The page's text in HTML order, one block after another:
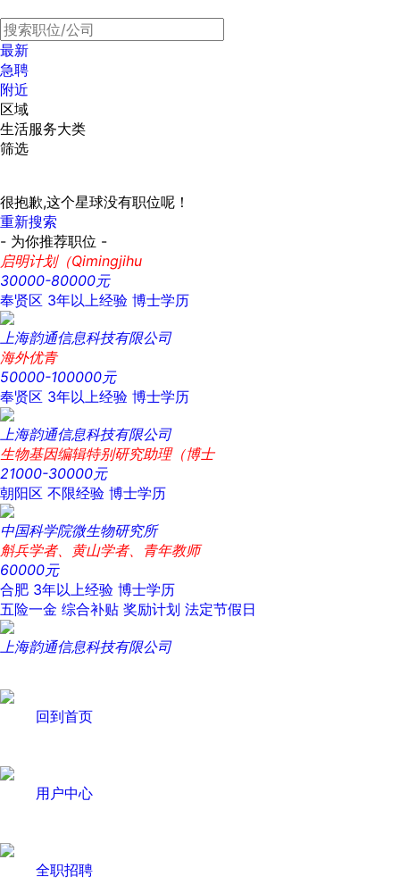
最新
急聘
附近
区域
生活服务大类
筛选
很抱歉,这个星球没有职位呢！
重新搜索
- 为你推荐职位 -
启明计划（Qimingjihu
30000-80000元
奉贤区 3年以上经验 博士学历
上海韵通信息科技有限公司
海外优青
50000-100000元
奉贤区 3年以上经验 博士学历
上海韵通信息科技有限公司
生物基因编辑特别研究助理（博士
21000-30000元
朝阳区 不限经验 博士学历
中国科学院微生物研究所
斛兵学者、黄山学者、青年教师
60000元
合肥 3年以上经验 博士学历
五险一金 综合补贴 奖励计划 法定节假日
上海韵通信息科技有限公司
回到首页
用户中心
全职招聘